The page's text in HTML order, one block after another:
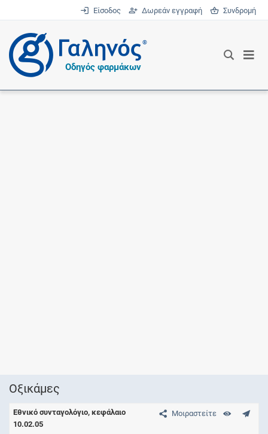
Είσοδος Δωρεάν εγγραφή Συνδρομή
®
Οδηγός φαρμάκων
Οξικάμες
Μοιραστείτε
Εθνικό συνταγολόγιο, κεφάλαιο
10.02.05